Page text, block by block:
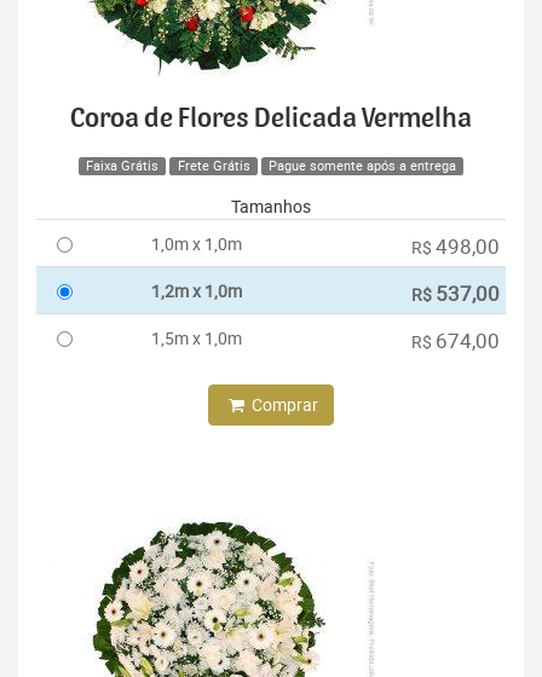
Coroa de Flores Delicada Vermelha
Faixa Grátis Frete Grátis Pague somente após a entrega
Tamanhos
1,0m x 1,0m
R$ 498,00
1,2m x 1,0m R$ 537,00
1,5m x 1,0m R$ 674,00
Comprar